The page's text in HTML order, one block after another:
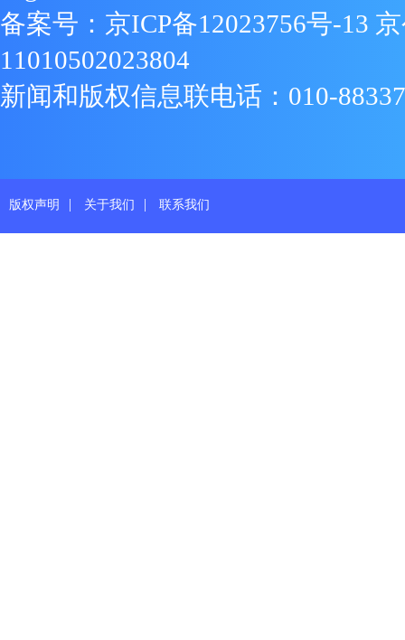
备案号： 京ICP备12023756号-13
11010502023804
新闻和版权信息联电话：010-
版权声明 | 关于我们 | 联系我们